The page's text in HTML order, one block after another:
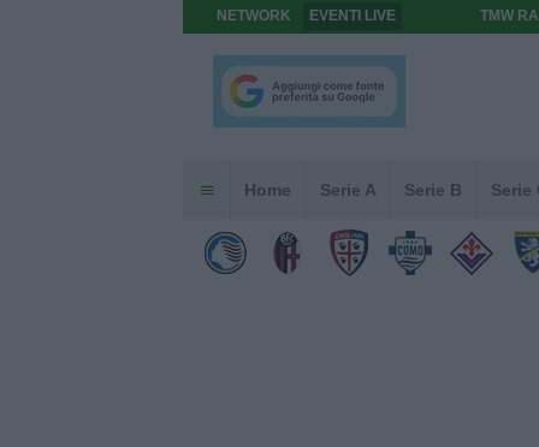
NETWORK EVENTI LIVE TMW
Home Serie A Serie B Serie